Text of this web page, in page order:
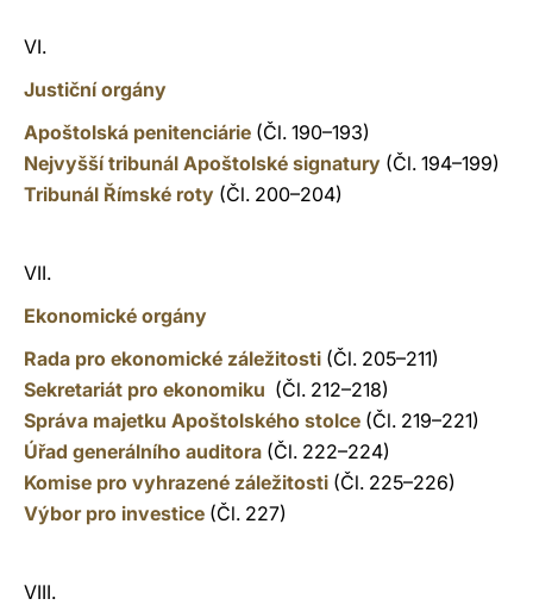
VI.
Justiční orgány
Apoštolská penitenciárie (Čl. 190–193)
Nejvyšší tribunál Apoštolské signatury (Čl. 194–199)
Tribunál Římské roty (Čl. 200–204)
VII.
Ekonomické orgány
Rada pro ekonomické záležitosti (Čl. 205–211)
Sekretariát pro ekonomiku (Čl. 212–218)
Správa majetku Apoštolského stolce (Čl. 219–221)
Úřad generálního auditora (Čl. 222–224)
Komise pro vyhrazené záležitosti (Čl. 225–226)
Výbor pro investice (Čl. 227)
VIII.